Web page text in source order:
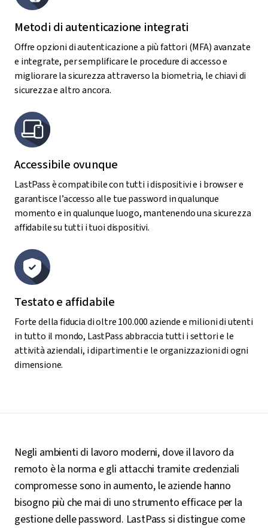
Metodi di autenticazione integrati
Offre opzioni di autenticazione a più fattori (MFA) avanzate
e integrate, per semplificare le procedure di accesso e
migliorare la sicurezza attraverso la biometria, le chiavi di
sicurezza e altro ancora.
Accessibile ovunque
LastPass è compatibile con tutti i dispositivi e i browser e
garantisce l’accesso alle tue password in qualunque
momento e in qualunque luogo, mantenendo una sicurezza
affidabile su tutti i tuoi dispositivi.
Testato e affidabile
Forte della fiducia di oltre 100.000 aziende e milioni di utenti
in tutto il mondo, LastPass abbraccia tutti i settori e le
attività aziendali, i dipartimenti e le organizzazioni di ogni
dimensione.
Negli ambienti di lavoro moderni, dove il lavoro da
remoto è la norma e gli attacchi tramite credenziali
compromesse sono in aumento, le aziende hanno
bisogno più che mai di uno strumento efficace per la
gestione delle password. LastPass si distingue come